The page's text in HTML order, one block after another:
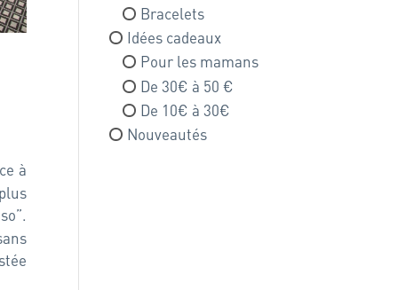
à
Bracelets
Idées cadeaux
Pour les mamans
De 30€ à 50 €
De 10€ à 30€
Nouveautés